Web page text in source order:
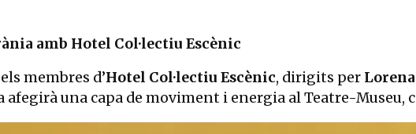
amb Hotel Col·lectiu Escènic
membres d’Hotel Col·lectiu Escènic, dirigits per
afegirà una capa de moviment i energia al Teatre-